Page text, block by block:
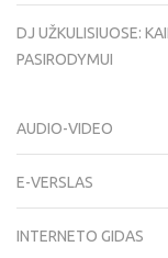
DJ UŽKULISIUOSE:
PASIRODYMUI
AUDIO-VIDEO
E-VERSLAS
INTERNETO GIDAS